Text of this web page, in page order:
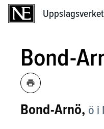
Uppslagsverket
Bond-
Bond-Arnö, ö i